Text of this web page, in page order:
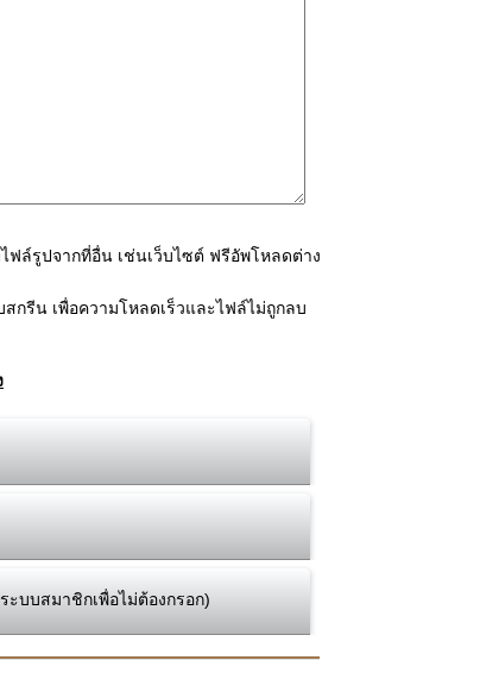
ฟล์รูปจากที่อื่น เช่นเว็บไซต์ ฟรีอัพโหลดต่าง
กรีน เพื่อความโหลดเร็วและไฟล์ไม่ถูกลบ
ะบบสมาชิกเพื่อไม่ต้องกรอก)